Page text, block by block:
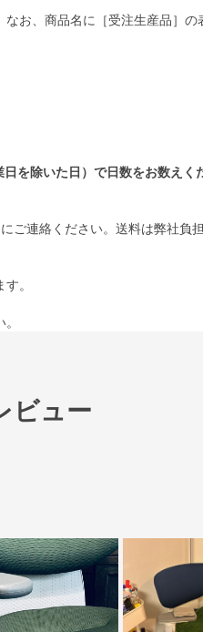
お、商品名に［受注生産品］の
を除いた日）で日数をお数えく
ご連絡ください。送料は弊社負
。
ビュー